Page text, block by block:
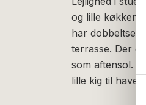
og lille køkken
har
terrasse. Der
som aftensol.
lille kig til